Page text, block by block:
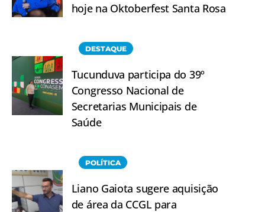
hoje na Oktoberfest Santa Rosa
DESTAQUE
Tucunduva participa do 39º
Congresso Nacional de
Secretarias Municipais de
Saúde
POLÍTICA
Liano Gaiota sugere aquisição
de área da CCGL para